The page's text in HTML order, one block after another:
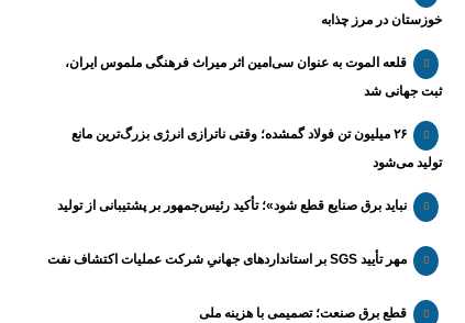
خوزستان در مرز چذابه
قلعه الموت به عنوان سی‌امین اثر میراث‌ فرهنگی ملموس ایران،
ثبت جهانی شد
۲۶ میلیون تن فولاد گمشده؛ وقتی ناترازی انرژی بزرگ‌ترین مانع
تولید می‌شود
نباید برق صنایع قطع شود»؛ تأکید رئیس‌جمهور بر پشتیبانی از تولید
مهر تأیید SGS بر استانداردهای جهانیِ شرکت عملیات اکتشاف نفت
قطع برق صنعت؛ تصمیمی با هزینه ملی